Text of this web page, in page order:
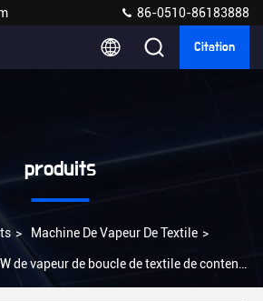
86-0510-86183888
Citation
produits
> Machine De Vapeur De Textile >
de vapeur de boucle de textile de contenu